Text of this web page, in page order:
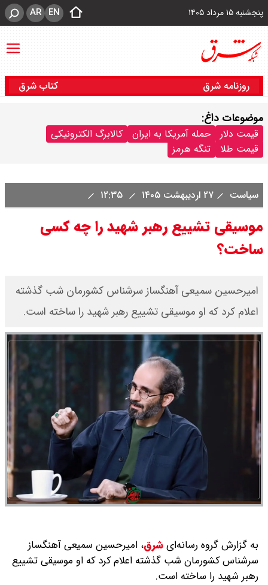
پنجشنبه ۱۵ مرداد ۱۴۰۵ EN
AR
روزنامه شرق کتاب شرق
موضوعات داغ:
قیمت دلار حمله آمریکا به ایران
کالابرگ الکترونیکی
قیمت طلا
تنگه هرمز
سیاست ۲۷ اردیبهشت ۱۴۰۵
موسیقی تشییع رهبر شهید را چه کسی
ساخت؟
امیرحسین سمیعی آهنگساز سرشناس کشورمان شب گذشته
اعلام کرد که او موسیقی تشییع رهبر شهید را ساخته است.
به گزارش گروه رسانه‌ایشرق، امیرحسین سمیعی آهنگساز
سرشناس کشورمان شب گذشته اعلام کرد که او موسیقی تشییع
رهبر شهید را ساخته است.